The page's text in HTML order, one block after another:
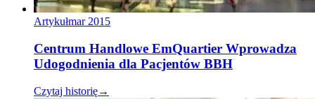
Artykułmar 2015
Centrum Handlowe EmQuartier Wprowadza
Udogodnienia dla Pacjentów BBH
Czytaj historię→